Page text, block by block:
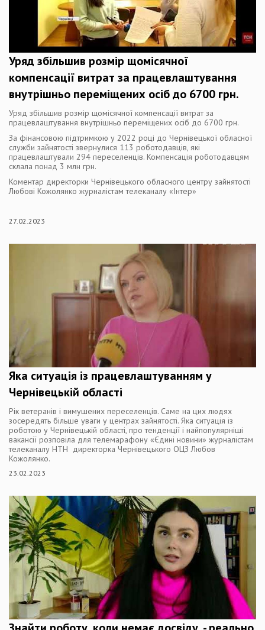
Уряд збільшив розмір щомісячної
компенсації витрат за працевлаштування
внутрішньо переміщених осіб до 6700 грн.
Уряд збільшив розмір щомісячної компенсації витрат за
працевлаштування внутрішньо переміщених осіб до 6700 грн.
За фінансовою підтримкою у 2022 році до Чернівецької обласної
служби зайнятості звернулися 113 роботодавців, які
працевлаштували 294 переселенців. Компенсація роботодавцям
склала понад 3 млн грн.
Коментар директорки Чернівецького обласного центру зайнятості
Любові Кожолянко журналістам телеканалу «Інтер»
27.02.2023
Яка ситуація із працевлаштуванням у
Чернівецькій області
Рік ветеранів і вимушених переселенців. Саме на цих людях
зосередять більше уваги у центрах зайнятості. Яка ситуація із
роботою у Чернівецькій області, про тенденції і найпопулярніші
вакансії розповіла для телемарафону «Єдині новини» журналістам
телеканалу НТН директорка Чернівецького ОЦЗ Любов
Кожолянко.
23.02.2023